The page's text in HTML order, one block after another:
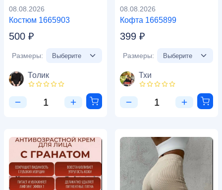
Костюм 1665903
08.08.2026
500 ₽
Размеры:
Толик
Кофта 1665899
08.08.2026
399 ₽
Размеры:
Тхи